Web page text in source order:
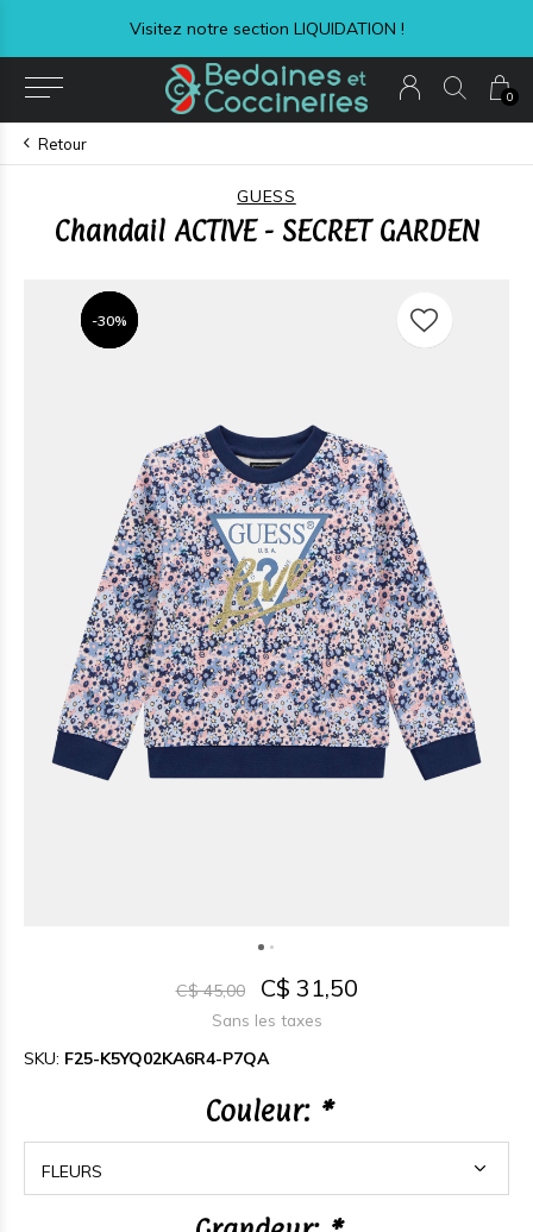
0
Visitez notre section LIQUIDATION !
Retour
GUESS
Chandail ACTIVE - SECRET GARDEN
-30%
-30%
-30%
C$ 45,00 C$ 31,50
Sans les taxes
SKU: F25-K5YQ02KA6R4-P7QA
Couleur: *